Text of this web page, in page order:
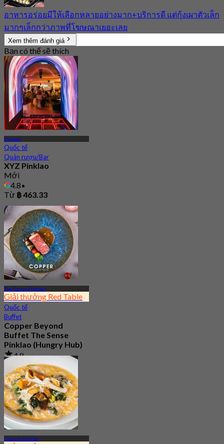
อาหารอร่อยมีให้เลือกหลายอย่างมาก+บริการดี แต่กุ้งเผาตัวเล็ก
มากๆเล็กกว่าภาพที่โฆษณาเยอะเลย
Xem thêm đánh giá
Bạn có thể sẽ thích
Pinklao
Quốc tế
Quán rượu/Bar
XYZ Pinklao
Mới
4.8
Từ ฿ 463.33
The Sense Pinklao
Giải thưởng Red Table
Quốc tế
Buffet
Copper Beyond
Buffet The Sense
Pinklao (Hungry Hub)
4.8
237.5K Đã đặt chỗ
Từ฿ 399
Central Pinklao